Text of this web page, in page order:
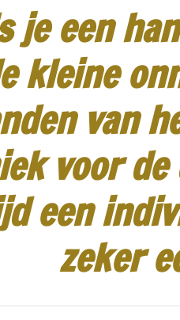
je een
kleine
van
voor
een
zeker